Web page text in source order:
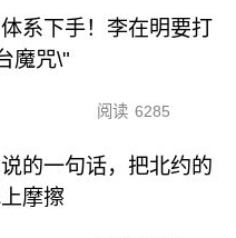
系下手！李在明要打
魔咒\"
阅读 6285
的一句话，把北约的
摩擦